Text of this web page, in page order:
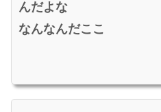
んだよな
なんなんだここ